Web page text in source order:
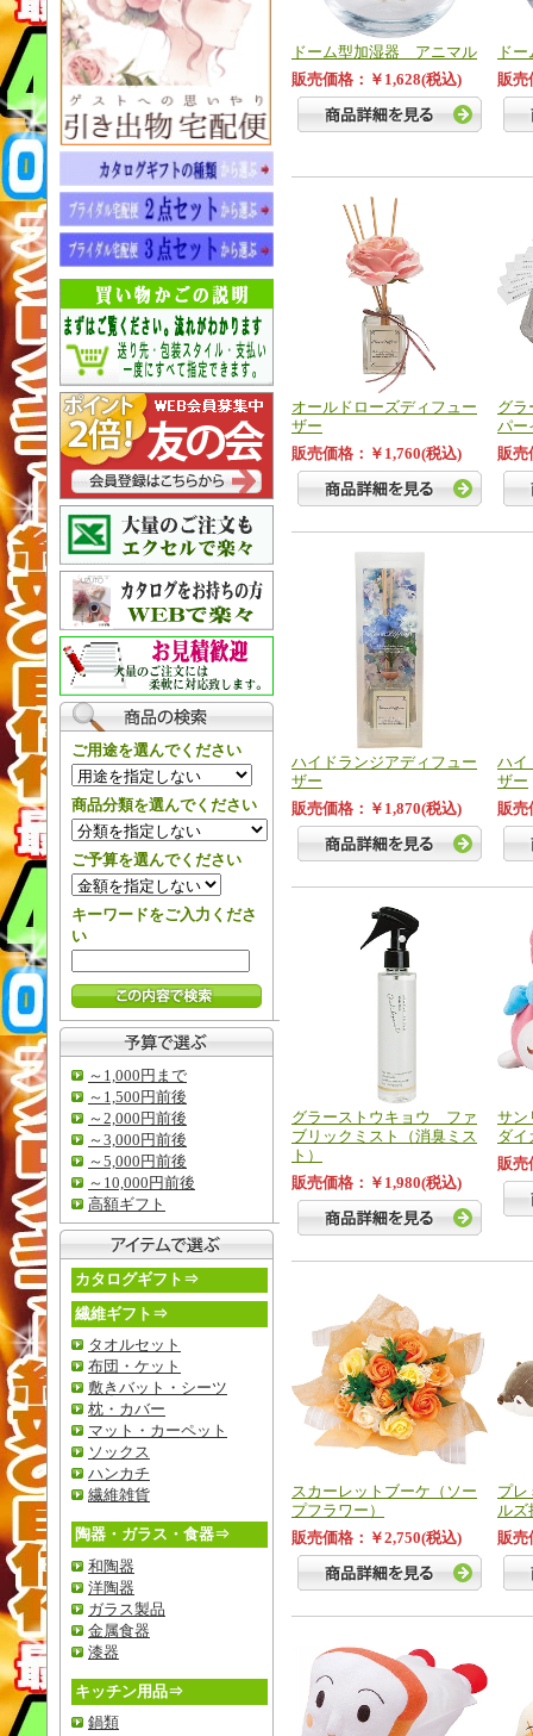
ご用途を選んでください
商品分類を選んでください
ご予算を選んでください
キーワードをご入力くださ
い
～1,000円まで
～1,500円前後
～2,000円前後
～3,000円前後
～5,000円前後
～10,000円前後
高額ギフト
カタログギフト⇒
繊維ギフト⇒
タオルセット
布団・ケット
敷きバット・シーツ
枕・カバー
マット・カーペット
ソックス
ハンカチ
繊維雑貨
陶器・ガラス・食器⇒
和陶器
洋陶器
ガラス製品
金属食器
漆器
キッチン用品⇒
鍋類
ドーム型加湿器 アニマル
販売価格：￥1,628(税込)
ド
販売
オールドローズディフュー
ザー
販売価格：￥1,760(税込)
グ
パー
販売
ハイドランジアディフュー
ザー
販売価格：￥1,870(税込)
ハイ
ザー
販売
グラーストウキョウ ファ
ブリックミスト（消臭ミス
ト）
販売価格：￥1,980(税込)
サ
ダイ
販売
スカーレットブーケ（ソー
プフラワー）
販売価格：￥2,750(税込)
プレ
ル
販売